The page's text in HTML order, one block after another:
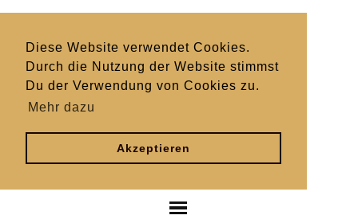
Diese Website verwendet Cookies.
Durch die Nutzung der Website stimmst
Du der Verwendung von Cookies zu.
Mehr dazu
Akzeptieren